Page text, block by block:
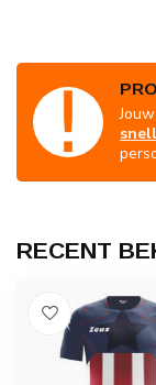
RECENT